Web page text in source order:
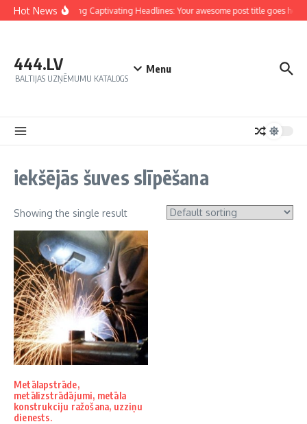
Hot NewsCrafting Captivating Headlines: Your awesome post title goes here
444.LV
BALTIJAS UZŅĒMUMU KATALOGS
Menu
iekšējās šuves slīpēšana
Showing the single result
Metālapstrāde,
metālizstrādājumi, metāla
konstrukciju ražošana, uzziņu
dienests.